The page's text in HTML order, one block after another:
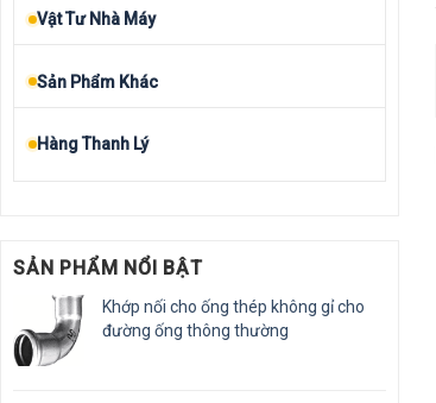
Vật Tư Nhà Máy
Sản Phẩm Khác
Hàng Thanh Lý
SẢN PHẨM NỔI BẬT
Khớp nối cho ống thép không gỉ cho
đường ống thông thường